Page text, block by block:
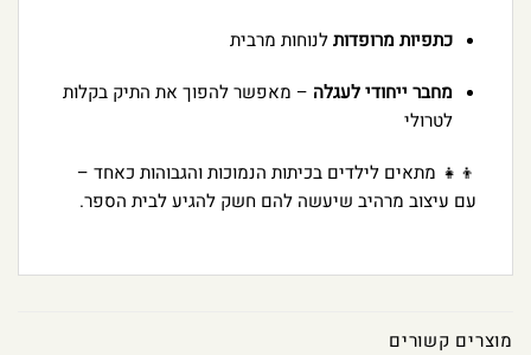
כתפיות מרופדותלנוחות מרבית
מחבר ייחודי לעגלה – מאפשר להפוך את התיק בקלות
לטרולי
👦👧 מתאים לילדים בכיתות הנמוכות והגבוהות כאחד –
עם עיצוב מרהיב שיעשה להם חשק להגיע לבית הספר.
מוצרים קשורים